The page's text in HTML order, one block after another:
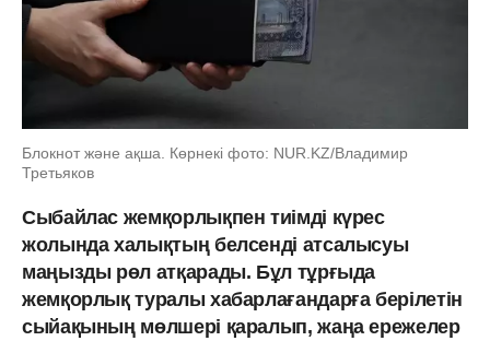
Блокнот және ақша. Көрнекі фото: NUR.KZ/Владимир
Третьяков
Сыбайлас жемқорлықпен тиімді күрес
жолында халықтың белсенді атсалысуы
маңызды рөл атқарады. Бұл тұрғыда
жемқорлық туралы хабарлағандарға берілетін
сыйақының мөлшері қаралып, жаңа ережелер